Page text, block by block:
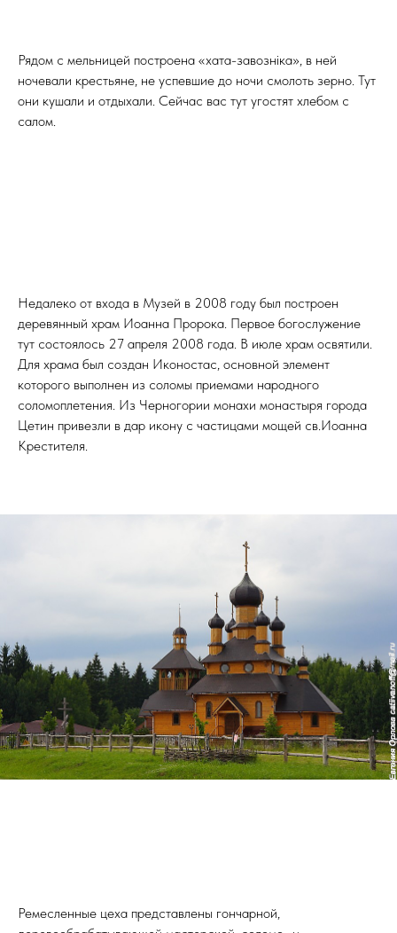
Рядом с мельницей построена «хата-завознiка», в ней
ночевали крестьяне, не успевшие до ночи смолоть зерно. Тут
они кушали и отдыхали. Сейчас вас тут угостят хлебом с
салом.
Недалеко от входа в Музей в 2008 году был построен
деревянный храм Иоанна Пророка. Первое богослужение
тут состоялось 27 апреля 2008 года. В июле храм освятили.
Для храма был создан Иконостас, основной элемент
которого выполнен из соломы приемами народного
соломоплетения. Из Черногории монахи монастыря города
Цетин привезли в дар икону с частицами мощей св.Иоанна
Крестителя.
Ремесленные цеха представлены гончарной,